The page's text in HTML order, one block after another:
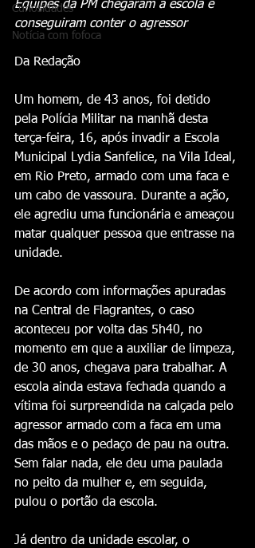
Curiosidades
Notícia com fofoca
Equipes da PM chegaram à escola e
conseguiram conter o agressor
Da Redação
Um homem, de 43 anos, foi detido
pela Polícia Militar na manhã desta
terça-feira, 16, após invadir a Escola
Municipal Lydia Sanfelice, na Vila Ideal,
em Rio Preto, armado com uma faca e
um cabo de vassoura. Durante a ação,
ele agrediu uma funcionária e ameaçou
matar qualquer pessoa que entrasse na
unidade.
De acordo com informações apuradas
na Central de Flagrantes, o caso
aconteceu por volta das 5h40, no
momento em que a auxiliar de limpeza,
de 30 anos, chegava para trabalhar. A
escola ainda estava fechada quando a
vítima foi surpreendida na calçada pelo
agressor armado com a faca em uma
das mãos e o pedaço de pau na outra.
Sem falar nada, ele deu uma paulada
no peito da mulher e, em seguida,
pulou o portão da escola.
Já dentro da unidade escolar, o